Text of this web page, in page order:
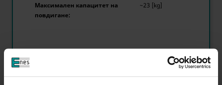
Максимален капацитет на
повдигане:
~23 [kg]
Цена бруто (ДДС 23%)